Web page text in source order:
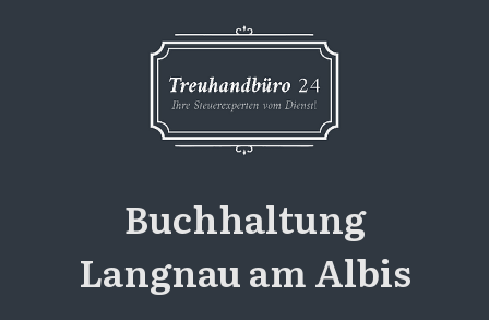
Buchhaltung
Langnau am Albis